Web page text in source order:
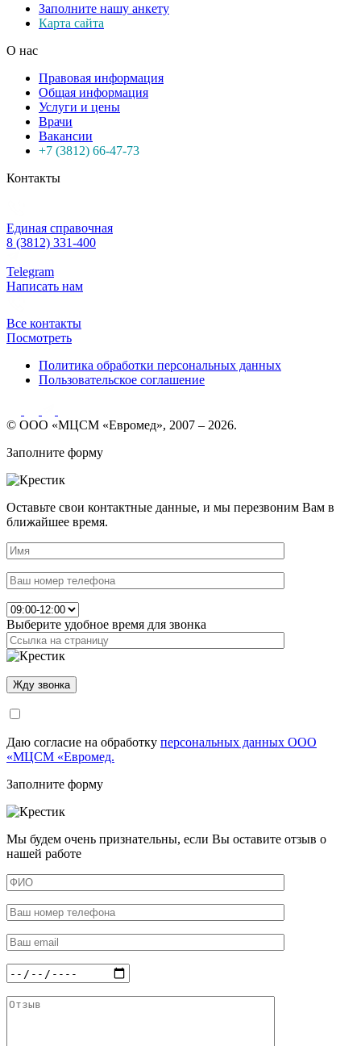
Заполните нашу анкету
Карта сайта
О нас
Правовая информация
Общая информация
Услуги и цены
Врачи
Вакансии
+7 (3812) 66-47-73
Контакты
Единая справочная
8 (3812) 331-400
Telegram
Написать нам
Все контакты
Посмотреть
Политика обработки персональных данных
Пользовательское соглашение
© ООО «МЦСМ «Евромед», 2007 – 2026.
Заполните форму
Оставьте свои контактные данные, и мы перезвоним Вам в
ближайшее время.
Выберите удобное время для звонка
Даю согласие на обработку персональных данных ООО
«МЦСМ «Евромед.
Заполните форму
Мы будем очень признательны, если Вы оставите отзыв о
нашей работе